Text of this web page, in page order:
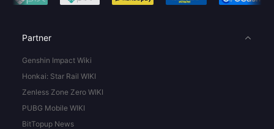
Partner
Genshin Impact Wiki
Honkai: Star Rail WIKI
Zenless Zone Zero WIKI
PUBG Mobile WIKI
BitTopup News